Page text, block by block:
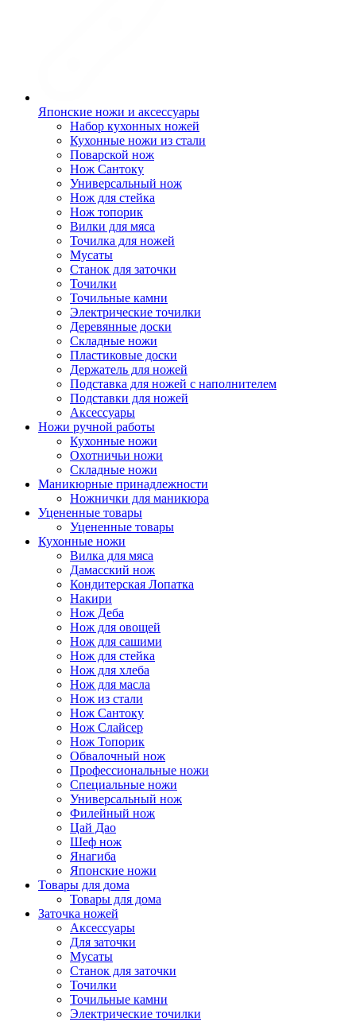
Японские ножи и аксессуары
Набор кухонных ножей
Кухонные ножи из стали
Поварской нож
Нож Сантоку
Универсальный нож
Нож для стейка
Нож топорик
Вилки для мяса
Точилка для ножей
Мусаты
Станок для заточки
Точилки
Точильные камни
Электрические точилки
Деревянные доски
Складные ножи
Пластиковые доски
Держатель для ножей
Подставка для ножей с наполнителем
Подставки для ножей
Аксессуары
Ножи ручной работы
Кухонные ножи
Охотничьи ножи
Складные ножи
Маникюрные принадлежности
Ножнички для маникюра
Уцененные товары
Уцененные товары
Кухонные ножи
Вилка для мяса
Дамасский нож
Кондитерская Лопатка
Накири
Нож Деба
Нож для овощей
Нож для сашими
Нож для стейка
Нож для хлеба
Нож для масла
Нож из стали
Нож Сантоку
Нож Слайсер
Нож Топорик
Обвалочный нож
Профессиональные ножи
Специальные ножи
Универсальный нож
Филейный нож
Цай Дао
Шеф нож
Янагиба
Японские ножи
Товары для дома
Товары для дома
Заточка ножей
Аксессуары
Для заточки
Мусаты
Станок для заточки
Точилки
Точильные камни
Электрические точилки